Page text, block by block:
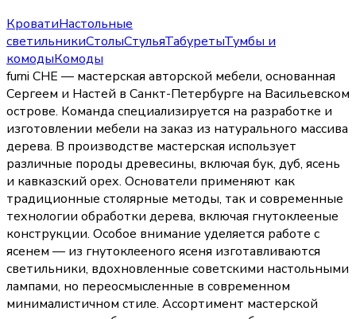
КроватиНастольные
светильникиСтолыСтульяТабуретыТумбы и
комодыКомоды
furni CHE — мастерская авторской мебели, основанная
Сергеем и Настей в Санкт-Петербурге на Васильевском
острове. Команда специализируется на разработке и
изготовлении мебели на заказ из натурального массива
дерева. В производстве мастерская использует
различные породы древесины, включая бук, дуб, ясень
и кавказский орех. Основатели применяют как
традиционные столярные методы, так и современные
технологии обработки дерева, включая гнутоклееные
конструкции. Особое внимание уделяется работе с
ясенем — из гнутоклееного ясеня изготавливаются
светильники, вдохновленные советскими настольными
лампами, но переосмысленные в современном
минималистичном стиле. Ассортимент мастерской